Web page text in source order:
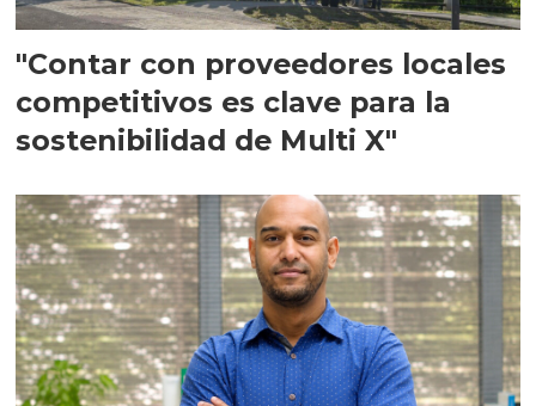
"Contar con proveedores locales
competitivos es clave para la
sostenibilidad de Multi X"